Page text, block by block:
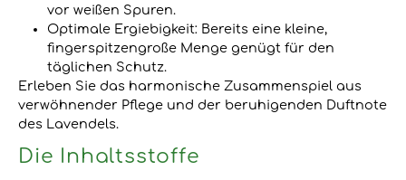
vor weißen Spuren.
Optimale Ergiebigkeit: Bereits eine kleine,
fingerspitzengroße Menge genügt für den
täglichen Schutz.
Erleben Sie das harmonische Zusammenspiel aus
verwöhnender Pflege und der beruhigenden Duftnote
des Lavendels.
Die Inhaltsstoffe